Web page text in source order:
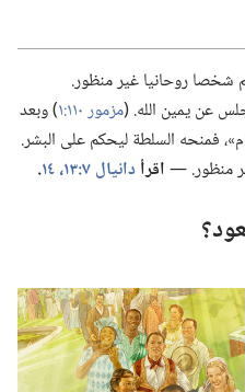
شخصا روحانيا غير منظور.‏
عن يمين الله.‏ (‏مزمور ١١٠:‏١
‏)‏ وبعد
فمنحه السلطة ليحكم على البشر.‏
منظور.‏ —‏اقرأدانيال ٧:‏​١٣،‏ ١٤ ‏.‏